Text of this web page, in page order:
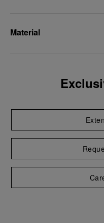
Material